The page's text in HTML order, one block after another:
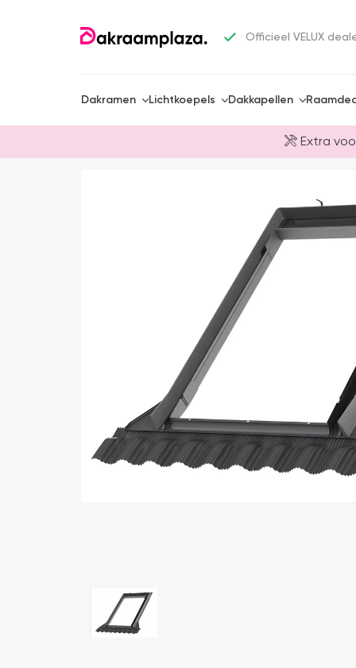
Officieel VELUX
Dakramen Lichtkoepels Dakkapellen
Extra